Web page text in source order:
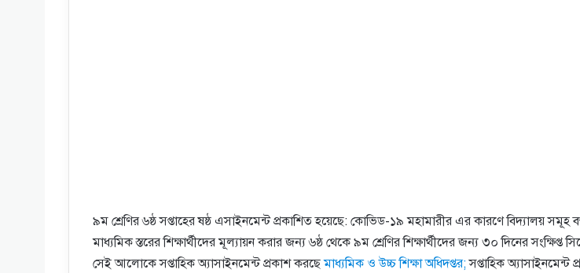
৯ম শ্রেণির ৬ষ্ঠ সপ্তাহের ষষ্ঠ এসাইনমেন্ট প্রকাশিত হয়েছে: কোভিড-১৯ মহামারীর এর কারণে বিদ্যালয় সমূহ
মাধ্যমিক স্তরের শিক্ষার্থীদের মূল্যায়ন করার জন্য ৬ষ্ঠ থেকে ৯ম শ্রেণির শিক্ষার্থীদের জন্য ৩০ দিনের সংক্ষিপ্ত
সেই আলোকে সপ্তাহিক অ্যাসাইনমেন্ট প্রকাশ করছেমাধ্যমিক ও উচ্চ শিক্ষা অধিদপ্তর;সপ্তাহিক অ্যাসাইনমেন্ট